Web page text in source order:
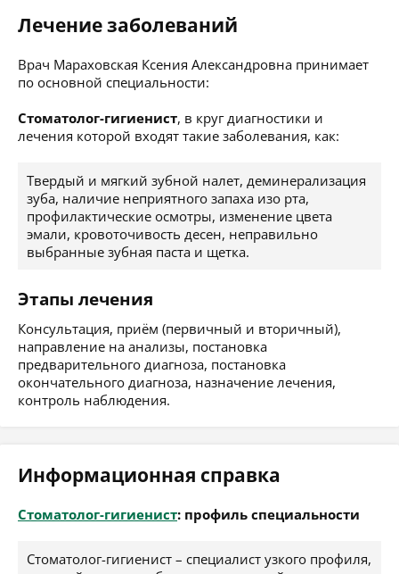
Лечение заболеваний
Врач Мараховская Ксения Александровна принимает
по основной специальности:
Стоматолог-гигиенист, в круг диагностики и
лечения которой входят такие заболевания, как:
Твердый и мягкий зубной налет, деминерализация
зуба, наличие неприятного запаха изо рта,
профилактические осмотры, изменение цвета
эмали, кровоточивость десен, неправильно
выбранные зубная паста и щетка.
Этапы лечения
Консультация, приём (первичный и вторичный),
направление на анализы, постановка
предварительного диагноза, постановка
окончательного диагноза, назначение лечения,
контроль наблюдения.
Информационная справка
Стоматолог-гигиенист: профиль специальности
Стоматолог-гигиенист – специалист узкого профиля,